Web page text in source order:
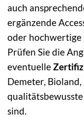
auch
ergänzende
oder hochwertige
Prüfen Sie die
eventuelle
Demeter,
sind.